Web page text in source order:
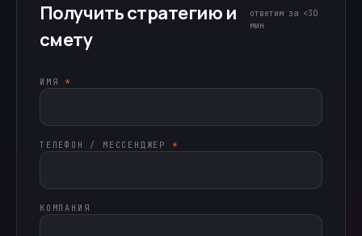
Получить стратегию и
смету
ответим за <30
мин
ИМЯ *
ТЕЛЕФОН / МЕССЕНДЖЕР *
КОМПАНИЯ